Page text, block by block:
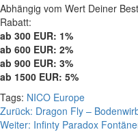
Abhängig vom Wert Deiner
Rabatt:
ab 300 EUR: 1%
ab 600 EUR: 2%
ab 900 EUR: 3%
ab 1500 EUR: 5%
Tags: NICO Europe
Zurück: Dragon Fly –
Weiter: Infinty Paradox